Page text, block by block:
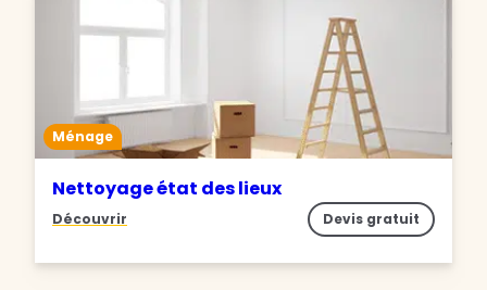
Ménage
Nettoyage état des lieux
Découvrir Devis gratuit